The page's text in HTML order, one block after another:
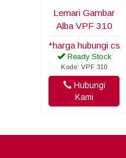
Lemari Gambar
Alba VPF 310
*harga hubungi cs
Ready Stock
Kode: VPF 310
Hubungi
Kami